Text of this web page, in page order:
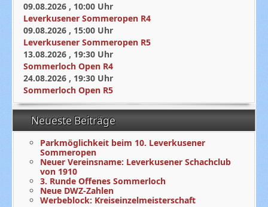
09.08.2026 , 10:00 Uhr
Leverkusener Sommeropen R4
09.08.2026 , 15:00 Uhr
Leverkusener Sommeropen R5
13.08.2026 , 19:30 Uhr
Sommerloch Open R4
24.08.2026 , 19:30 Uhr
Sommerloch Open R5
Neueste Beiträge
Parkmöglichkeit beim 10. Leverkusener
Sommeropen
Neuer Vereinsname: Leverkusener Schachclub
von 1910
3. Runde Offenes Sommerloch
Neue DWZ-Zahlen
Werbeblock: Kreiseinzelmeisterschaft